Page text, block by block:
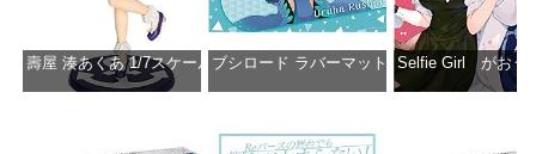
壽屋 湊あくあ 1/7スケール PVC製 塗装済み完成品フィギュア PP942
ブシロード ラバーマットコレクション
Selfie Girl がおう